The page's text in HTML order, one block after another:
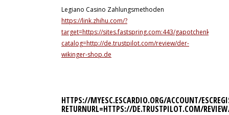
Legiano Casino Zahlungsmethoden
https://link.zhihu.com/?
target=https://sites.fastspring.com:443/gapotchenko/
catalog=http://de.trustpilot.com/review/der-
wikinger-shop.de
HTTPS://MYESC.ESCARDIO.ORG/ACCOUNT/
RETURNURL=HTTPS://DE.TRUSTPILOT.COM/